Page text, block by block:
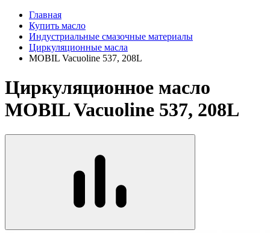
Главная
Купить масло
Индустриальные смазочные материалы
Циркуляционные масла
MOBIL Vacuoline 537, 208L
Циркуляционное масло
MOBIL Vacuoline 537, 208L